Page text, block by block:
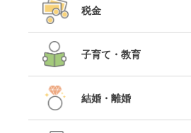
税金
子育て・教育
結婚・離婚